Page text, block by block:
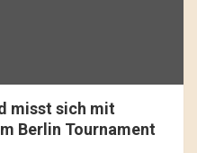
misst sich mit
Berlin Tournament